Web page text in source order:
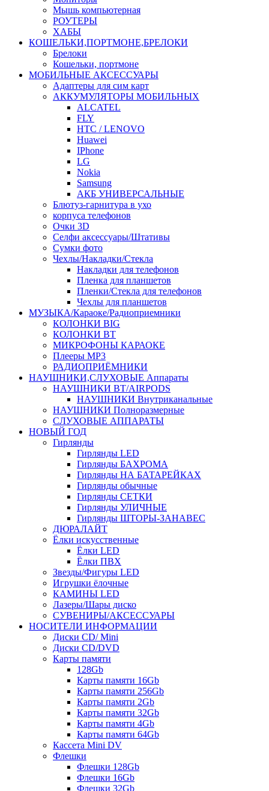
Мышь компьютерная
РОУТЕРЫ
ХАБЫ
КОШЕЛЬКИ,ПОРТМОНЕ,БРЕЛОКИ
Брелоки
Кошельки, портмоне
МОБИЛЬНЫЕ АКСЕССУАРЫ
Адаптеры для сим карт
АККУМУЛЯТОРЫ МОБИЛЬНЫХ
ALCATEL
FLY
HTC / LENOVO
Huawei
IPhone
LG
Nokia
Samsung
АКБ УНИВЕРСАЛЬНЫЕ
Блютуз-гарнитура в ухо
корпуса телефонов
Очки 3D
Селфи аксессуары/Штативы
Сумки фото
Чехлы/Накладки/Стекла
Накладки для телефонов
Пленка для планшетов
Пленки/Стекла для телефонов
Чехлы для планшетов
МУЗЫКА/Караоке/Радиоприемники
КОЛОНКИ BIG
КОЛОНКИ BT
МИКРОФОНЫ КАРАОКЕ
Плееры MP3
РАДИОПРИЁМНИКИ
НАУШНИКИ,СЛУХОВЫЕ Аппараты
НАУШНИКИ BT/AIRPODS
НАУШНИКИ Внутриканальные
НАУШНИКИ Полноразмерные
СЛУХОВЫЕ АППАРАТЫ
НОВЫЙ ГОД
Гирлянды
Гирлянды LED
Гирлянды БАХРОМА
Гирлянды НА БАТАРЕЙКАХ
Гирлянды обычные
Гирлянды СЕТКИ
Гирлянды УЛИЧНЫЕ
Гирлянды ШТОРЫ-ЗАНАВЕС
ДЮРАЛАЙТ
Ёлки искусственные
Ёлки LED
Ёлки ПВХ
Звезды/Фигуры LED
Игрушки ёлочные
КАМИНЫ LED
Лазеры/Шары диско
СУВЕНИРЫ/АКСЕССУАРЫ
НОСИТЕЛИ ИНФОРМАЦИИ
Диски CD/ Mini
Диски CD/DVD
Карты памяти
128Gb
Карты памяти 16Gb
Карты памяти 256Gb
Карты памяти 2Gb
Карты памяти 32Gb
Карты памяти 4Gb
Карты памяти 64Gb
Кассета Mini DV
Флешки
Флешки 128Gb
Флешки 16Gb
Флешки 32Gb